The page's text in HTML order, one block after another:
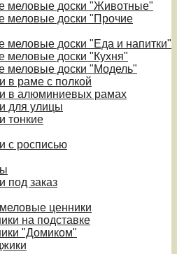
меловые доски "Животные"
меловые доски "Прочие
меловые доски "Еда и напитки"
меловые доски "Кухня"
меловые доски "Модель"
в раме с полкой
в алюминиевых рамах
для улицы
тонкие
с росписью
под заказ
ценники
на подставке
"Домиком"